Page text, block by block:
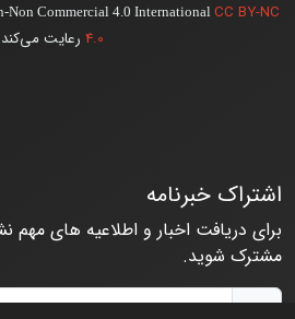
Non Commercial 4.0 International CC BY-NC
4.0 رعایت
اشتراک خبرنامه
برای دریافت اخبار و اطلاعیه های مهم
مشترک شوید.